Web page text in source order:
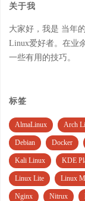
关于我
大家好，我是 当年
Linux爱好者。在业
一些有用的技巧。
标签
AlmaLinux Arch
Debian Docker
Kali Linux KDE
Linux Lite Linux
Nginx Nitrux